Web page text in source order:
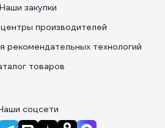
Наши закупки
производителей
рекомендательных технологий
товаров
соцсети